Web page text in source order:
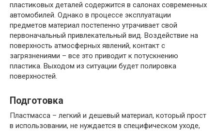
пластиковых деталей содержится в салонах современных
автомобилей. Однако в процессе эксплуатации
предметов материал постепенно утрачивает свой
первоначальный привлекательный вид. Воздействие на
поверхность атмосферных явлений, контакт с
загрязнениями – все это приводит к потускнению
пластика. Выходом из ситуации будет полировка
поверхностей.
Подготовка
Пластмасса – легкий и дешевый материал, который прост
в использовании, не нуждается в специфическом уходе,